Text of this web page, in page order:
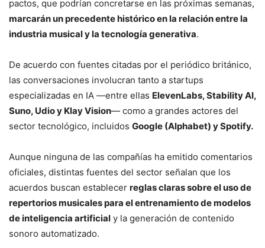
pactos, que podrían concretarse en las próximas semanas,
marcarán un precedente histórico en la relación entre la
industria musical y la tecnología generativa.
De acuerdo con fuentes citadas por el periódico británico,
las conversaciones involucran tanto a startups
especializadas en IA —entre ellas ElevenLabs, Stability AI,
Suno, Udio y Klay Vision— como a grandes actores del
sector tecnológico, incluidos Google (Alphabet) y Spotify.
Aunque ninguna de las compañías ha emitido comentarios
oficiales, distintas fuentes del sector señalan que los
acuerdos buscan establecer reglas claras sobre el uso de
repertorios musicales para el entrenamiento de modelos
de inteligencia artificial y la generación de contenido
sonoro automatizado.